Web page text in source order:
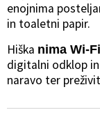
enojnima
in toaletni papir.
Hiška nima Wi-Fi
digitalni odklop
naravo ter